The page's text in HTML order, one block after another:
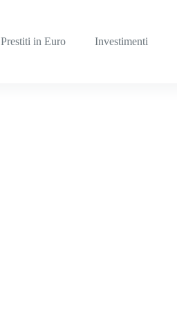
Prestiti in Euro Investimenti